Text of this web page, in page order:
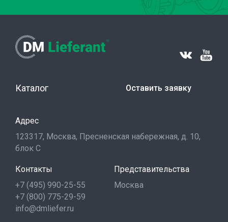
Каталог Оставить заявку
Адрес
123317, Москва, Пресненская набережная, д. 10,
блок С
Контакты
+7 (495) 990-25-55
+7 (800) 775-29-59
info@dmliefer.ru
Представительства
Москва